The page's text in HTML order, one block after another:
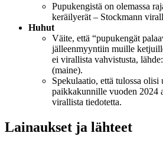
Pupukengistä on olemassa
keräilyerät – Stockmann
Huhut
Väite, että “pupukengät
jälleenmyyntiin muille
ei virallista vahvistusta,
(maine).
Spekulaatio, että tulossa
paikkakunnille vuoden 2024
virallista tiedotetta.
Lainaukset ja lähteet